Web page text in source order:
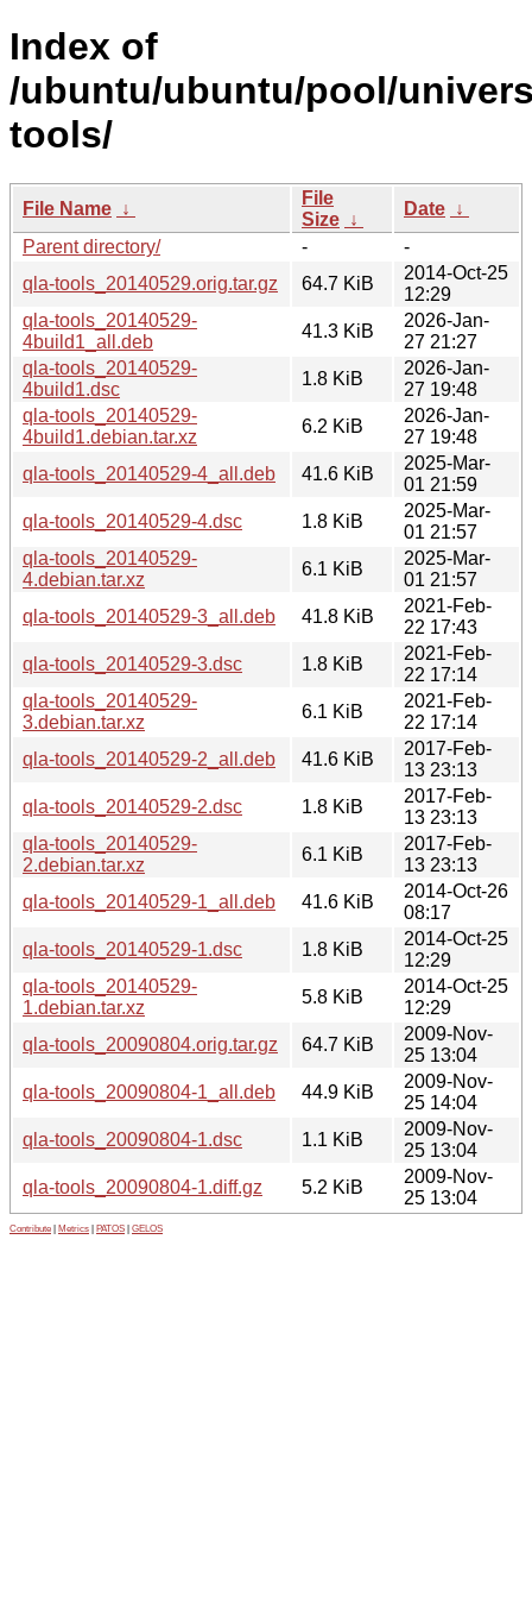
Index of
/ubuntu/ubuntu/pool/
tools/
File Name ↓
File
Size ↓
Date ↓
Parent directory/
-
-
qla-tools_20140529.orig.tar.gz
64.7 KiB
2014-Oct-25
12:29
qla-tools_20140529-
4build1_all.deb
41.3 KiB
2026-Jan-
27 21:27
qla-tools_20140529-
4build1.dsc
1.8 KiB
2026-Jan-
27 19:48
qla-tools_20140529-
4build1.debian.tar.xz
6.2 KiB
2026-Jan-
27 19:48
qla-tools_20140529-4_all.deb
41.6 KiB
2025-Mar-
01 21:59
qla-tools_20140529-4.dsc
1.8 KiB
2025-Mar-
01 21:57
qla-tools_20140529-
4.debian.tar.xz
6.1 KiB
2025-Mar-
01 21:57
qla-tools_20140529-3_all.deb
41.8 KiB
2021-Feb-
22 17:43
qla-tools_20140529-3.dsc
1.8 KiB
2021-Feb-
22 17:14
qla-tools_20140529-
3.debian.tar.xz
6.1 KiB
2021-Feb-
22 17:14
qla-tools_20140529-2_all.deb
41.6 KiB
2017-Feb-
13 23:13
qla-tools_20140529-2.dsc
1.8 KiB
2017-Feb-
13 23:13
qla-tools_20140529-
2.debian.tar.xz
6.1 KiB
2017-Feb-
13 23:13
qla-tools_20140529-1_all.deb
41.6 KiB
2014-Oct-26
08:17
qla-tools_20140529-1.dsc
1.8 KiB
2014-Oct-25
12:29
qla-tools_20140529-
1.debian.tar.xz
5.8 KiB
2014-Oct-25
12:29
qla-tools_20090804.orig.tar.gz
64.7 KiB
2009-Nov-
25 13:04
qla-tools_20090804-1_all.deb
44.9 KiB
2009-Nov-
25 14:04
qla-tools_20090804-1.dsc
1.1 KiB
2009-Nov-
25 13:04
qla-tools_20090804-1.diff.gz
5.2 KiB
2009-Nov-
25 13:04
Contribute Metrics PATOS GELOS